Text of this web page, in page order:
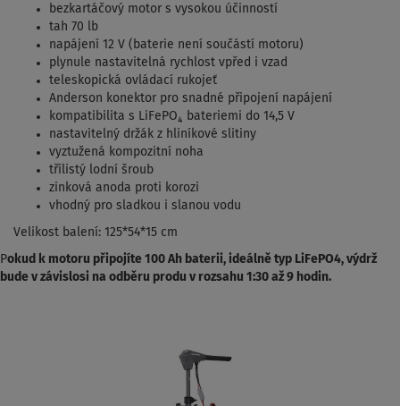
bezkartáčový motor s vysokou účinností
tah 70 lb
napájení 12 V (baterie není součástí motoru)
plynule nastavitelná rychlost vpřed i vzad
teleskopická ovládací rukojeť
Anderson konektor pro snadné připojení napájení
kompatibilita s LiFePO₄ bateriemi do 14,5 V
nastavitelný držák z hliníkové slitiny
vyztužená kompozitní noha
třílistý lodní šroub
zinková anoda proti korozi
vhodný pro sladkou i slanou vodu
Velikost balení: 125*54*15 cm
Pokud k motoru připojíte 100 Ah baterii, ideálně typ LiFePO4, výdrž
bude v závislosi na odběru produ v rozsahu 1:30 až 9 hodin.